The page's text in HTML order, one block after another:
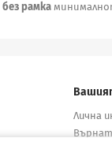
без рамка
Лична